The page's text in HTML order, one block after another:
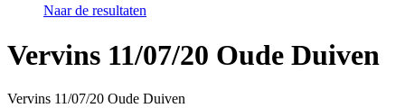
Naar de resultaten
Vervins 11/07/20 Oude Duiven
Vervins 11/07/20 Oude Duiven